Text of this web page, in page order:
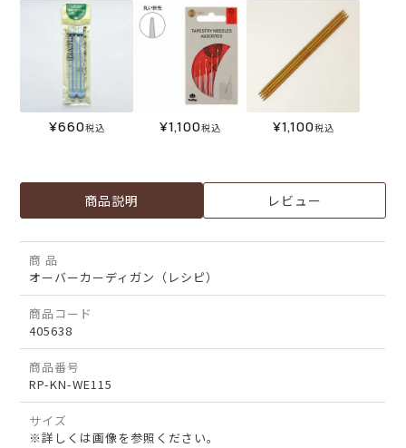
¥660税込 ¥1,100税込 ¥1,100税込
商品説明 レビュー
商 品
オーバーカーディガン（レシピ）
商品コード
405638
商品番号
RP-KN-WE115
サイズ
※詳しくは画像を参照ください。